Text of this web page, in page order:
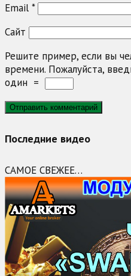
Email *
Сайт
Решите пример, если вы
времени. Пожалуйста,
один =
Последние видео
САМОЕ СВЕЖЕЕ…